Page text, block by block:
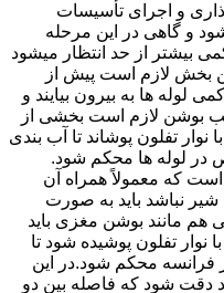
و اجرای تأسیسات
و گاهی در این مرحله
بیشتر از حد انتظار میشود
بخش لازم است پیش از
ها به بیرون بیایند و
بوشن لازم است بخشی از
نوار تفلون پوشاند تا آب بندی
در لوله ها محکم شود.
که معمولاً همراه آن
نباشد باید به صورت
هم مانند بوشن مغزی باید
تفلون پوشیده شود تا
فرانسه محکم شود.در این
دقت شود که فاصله بین دو